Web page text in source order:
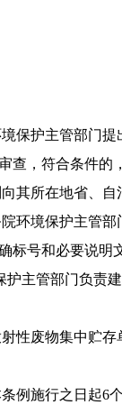
境保护主管部门
查，符合条件的
其所在地省、
环境保护主管
标号和必要说明
护主管部门负责
性废物集中贮
例施行之日起6